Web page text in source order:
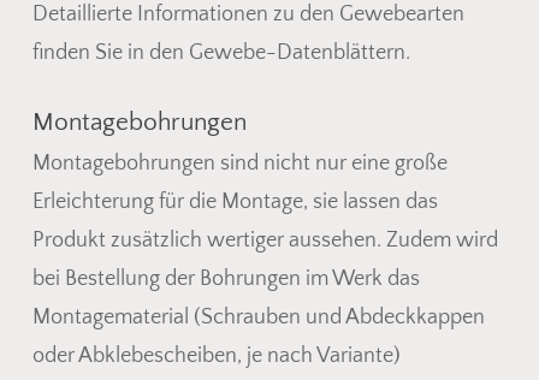
Detaillierte Informationen zu den Gewebearten
finden Sie in den Gewebe-Datenblättern.
Montagebohrungen
Montagebohrungen sind nicht nur eine große
Erleichterung für die Montage, sie lassen das
Produkt zusätzlich wertiger aussehen. Zudem wird
bei Bestellung der Bohrungen im Werk das
Montagematerial (Schrauben und Abdeckkappen
oder Abklebescheiben, je nach Variante)